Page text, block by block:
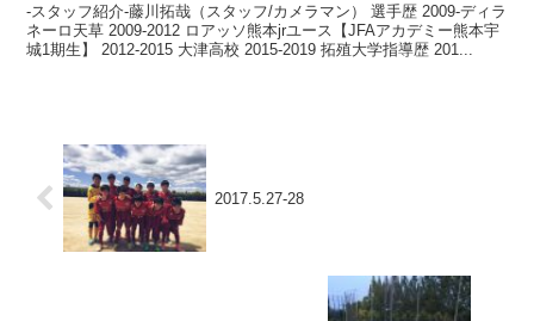
-スタッフ紹介-藤川拓哉（スタッフ/カメラマン） 選手歴 2009-ディラ
ネーロ天草 2009-2012 ロアッソ熊本jrユース【JFAアカデミー熊本宇
城1期生】 2012-2015 大津高校 2015-2019 拓殖大学指導歴 201...
2017.5.27-28